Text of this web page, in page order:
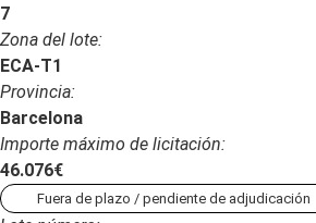
7
Zona del lote:
ECA-T1
Provincia:
Barcelona
Importe máximo de licitación:
46.076€
Fuera de plazo / pendiente de adjudicación